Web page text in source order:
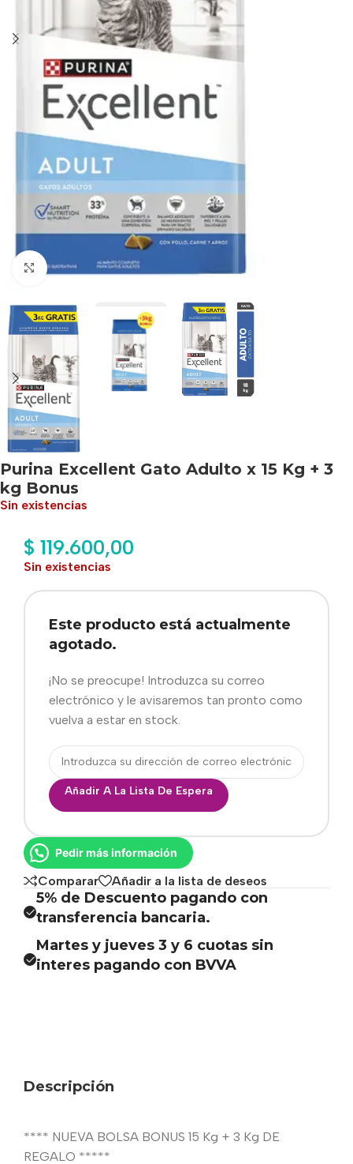
Haga clic para ampliar
Purina Excellent Gato Adulto x 15 Kg + 3
kg Bonus
Sin existencias
$ 119.600,00
Sin existencias
Este producto está actualmente
agotado.
¡No se preocupe! Introduzca su correo
electrónico y le avisaremos tan pronto como
vuelva a estar en stock.
Añadir A La Lista De Espera
Pedir más información
Comparar Añadir a la lista de deseos
5% de Descuento pagando con
transferencia bancaria.
Martes y jueves 3 y 6 cuotas sin
interes pagando con BVVA
Descripción
**** NUEVA BOLSA BONUS 15 Kg + 3 Kg DE
REGALO *****